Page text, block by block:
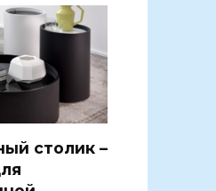
столик –